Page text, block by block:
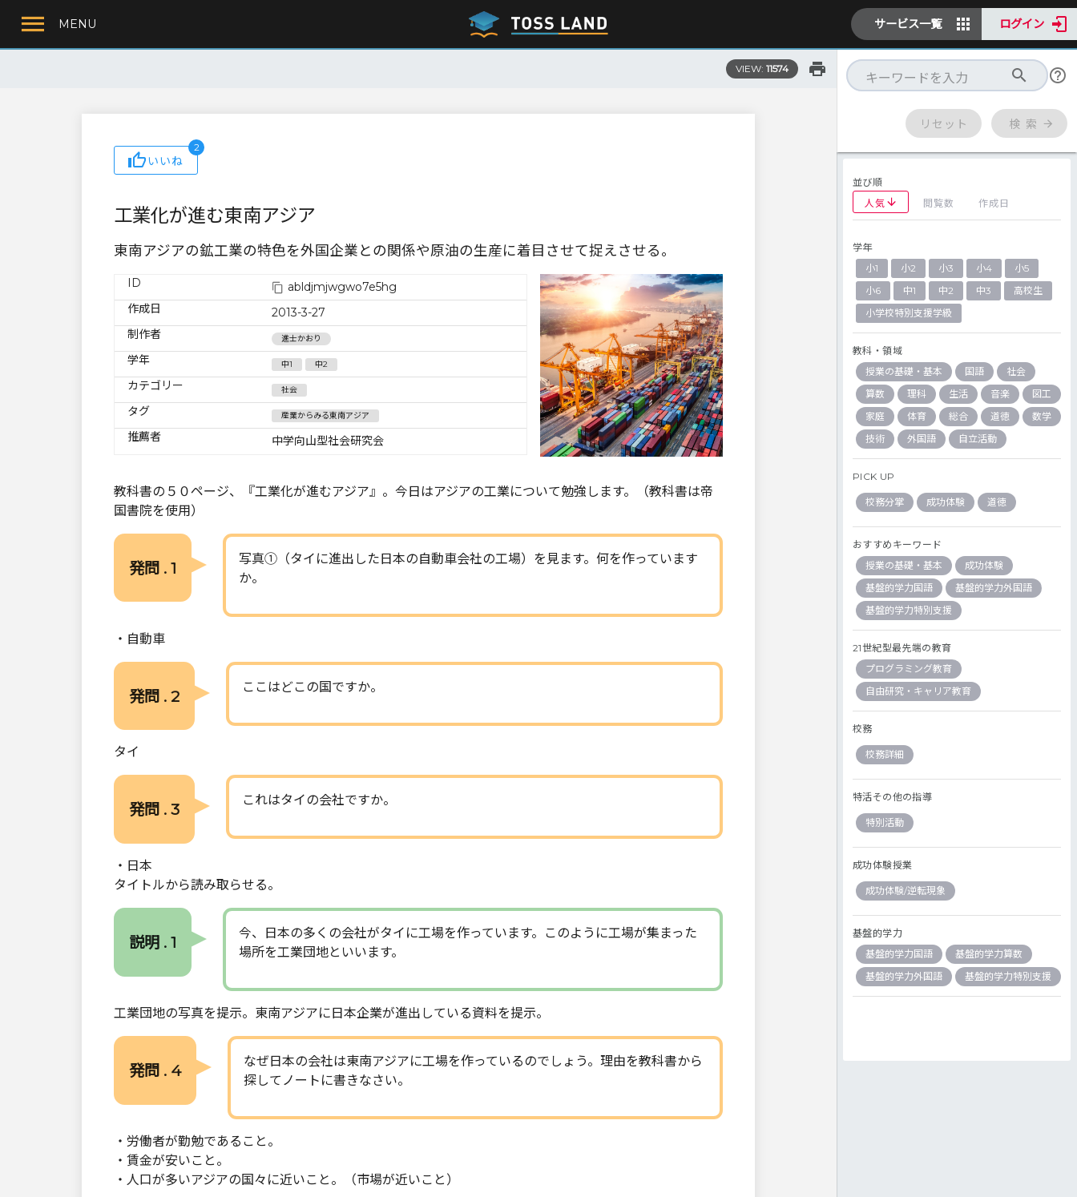
MENU サービス一覧 ログイン
VIEW: 11574
いいね
2
工業化が進む東南アジア
東南アジアの鉱工業の特色を外国企業との関係や原油の生産に着目させて捉えさせる。
ID
abldjmjwgwo7e5hg
作成日
2013-3-27
制作者
進士かおり
学年 中1 中2
カテゴリー 社会
タグ 産業からみる東南アジア
推薦者 中学向山型社会研究会
教科書の５０ページ、『工業化が進むアジア』。今日はアジアの工業について勉強します。（教科書は帝
国書院を使用）
発問 . 1
写真①（タイに進出した日本の自動車会社の工場）を見ます。何を作っています
か。
・自動車
発問 . 2 ここはどこの国ですか。
タイ
発問 . 3 これはタイの会社ですか。
・日本
タイトルから読み取らせる。
説明 . 1
今、日本の多くの会社がタイに工場を作っています。このように工場が集まった
場所を工業団地といいます。
工業団地の写真を提示。東南アジアに日本企業が進出している資料を提示。
発問 . 4
なぜ日本の会社は東南アジアに工場を作っているのでしょう。理由を教科書から
探してノートに書きなさい。
・労働者が勤勉であること。
・賃金が安いこと。
・人口が多いアジアの国々に近いこと。（市場が近いこと）
リセット 検 索
並び順
人気
閲覧数 作成日
学年
小1
小2 小3 小4
小5
小6
中1 中2 中3
高校生
小学校特別支援学級
教科・領域
授業の基礎・基本
国語
社会
算数
理科 生活 音楽
図工
家庭
体育 総合 道徳
数学
技術
外国語 自立活動
PICK UP
校務分掌 成功体験 道徳
おすすめキーワード
授業の基礎・基本
成功体験
基盤的学力国語
基盤的学力外国語
基盤的学力特別支援
21世紀型最先端の教育
プログラミング教育
自由研究・キャリア教育
校務
校務詳細
特活その他の指導
特別活動
成功体験授業
成功体験/逆転現象
基盤的学力
基盤的学力国語
基盤的学力算数
基盤的学力外国語
基盤的学力特別支援